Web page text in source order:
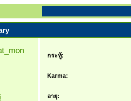
กระทู้:
Karma:
อายุ: